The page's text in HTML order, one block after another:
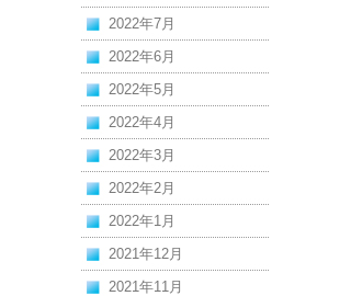
2022年7月
2022年6月
2022年5月
2022年4月
2022年3月
2022年2月
2022年1月
2021年12月
2021年11月